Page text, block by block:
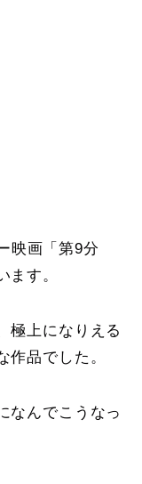
映画「第9分
ます。
極上になりえる
作品でした。
なんでこうなっ